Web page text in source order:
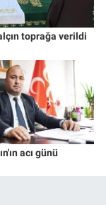
toprağa verildi
acı günü